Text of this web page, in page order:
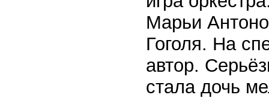
Марьи
Гоголя. На
автор.
стала дочь